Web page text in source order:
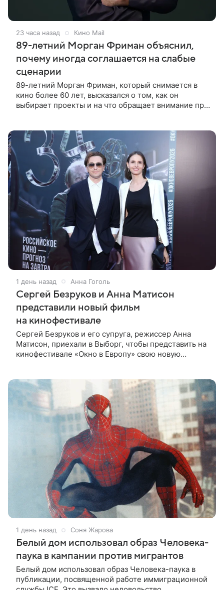
23 часа назад Кино Mail
89-летний Морган Фриман объяснил,
почему иногда соглашается на слабые
сценарии
89-летний Морган Фриман, который снимается в
кино более 60 лет, высказался о том, как он
выбирает проекты и на что обращает внимание при
1 день назад Анна Гоголь
Сергей Безруков и Анна Матисон
представили новый фильм
на кинофестивале
Сергей Безруков и его супруга, режиссер Анна
Матисон, приехали в Выборг, чтобы представить на
кинофестивале «Окно в Европу» свою новую
1 день назад Соня Жарова
Белый дом использовал образ Человека-
паука в кампании против мигрантов
Белый дом использовал образ Человека-паука в
публикации, посвященной работе иммиграционной